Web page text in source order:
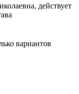
действует
вариантов